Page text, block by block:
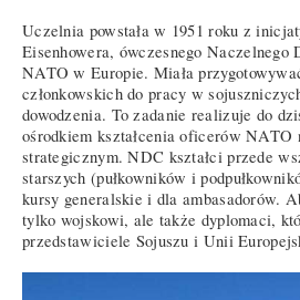
Uczelnia powstała w 1951 roku z
Eisenhowera, ówczesnego Naczelnego
NATO w Europie. Miała
członkowskich do pracy w
dowodzenia. To zadanie realizuje do
ośrodkiem kształcenia oficerów NATO
strategicznym. NDC kształci przede
starszych (pułkowników i
kursy generalskie i dla ambasadorów.
tylko wojskowi, ale także dyplomaci,
przedstawiciele Sojuszu i Unii